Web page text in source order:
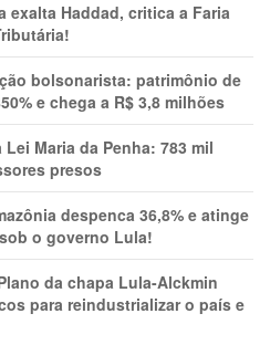
exalta Haddad, critica a Faria
bolsonarista: patrimônio de
e chega a R$ 3,8 milhões
Maria da Penha: 783 mil
presos
despenca 36,8% e atinge
o governo Lula!
da chapa Lula-Alckmin
para reindustrializar o país e